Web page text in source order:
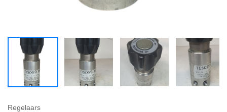
Regelaars